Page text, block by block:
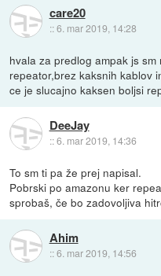
care20
::6. mar 2019, 14:28
hvala za predlog ampak js
repeator,brez kaksnih kablov
ce je slucajno kaksen boljsi
DeeJay
::6. mar 2019, 14:36
To sm ti pa že prej napisal.
Pobrski po amazonu ker
sprobaš, če bo zadovoljiva
Ahim
::6. mar 2019, 14:56